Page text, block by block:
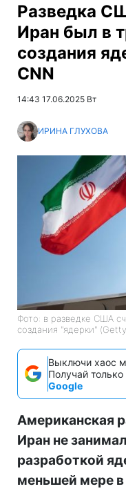
Разведка
Иран был в
создания
CNN
14:43 17.06.2025 Вт
ИРИНА ГЛУХОВА
Фото: в разведке США
создания "ядерки"
Выключи хаос
Получай
Google
Американская
Иран не
разработкой
меньшей мере в